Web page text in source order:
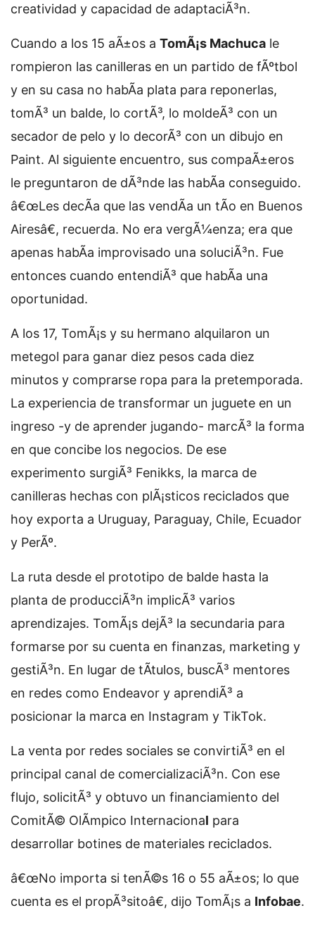
creatividad y capacidad de adaptaciÃ³n.
Cuando a los 15 aÃ±os a TomÃ¡s Machuca le
rompieron las canilleras en un partido de fÃºtbol
y en su casa no habÃ­a plata para reponerlas,
tomÃ³ un balde, lo cortÃ³, lo moldeÃ³ con un
secador de pelo y lo decorÃ³ con un dibujo en
Paint. Al siguiente encuentro, sus compaÃ±eros
le preguntaron de dÃ³nde las habÃ­a conseguido.
â€œLes decÃ­a que las vendÃ­a un tÃ­o en Buenos
Airesâ€, recuerda. No era vergÃ¼enza; era que
apenas habÃ­a improvisado una soluciÃ³n. Fue
entonces cuando entendiÃ³ que habÃ­a una
oportunidad.
A los 17, TomÃ¡s y su hermano alquilaron un
metegol para ganar diez pesos cada diez
minutos y comprarse ropa para la pretemporada.
La experiencia de transformar un juguete en un
ingreso -y de aprender jugando- marcÃ³ la forma
en que concibe los negocios. De ese
experimento surgiÃ³ Fenikks, la marca de
canilleras hechas con plÃ¡sticos reciclados que
hoy exporta a Uruguay, Paraguay, Chile, Ecuador
y PerÃº.
La ruta desde el prototipo de balde hasta la
planta de producciÃ³n implicÃ³ varios
aprendizajes. TomÃ¡s dejÃ³ la secundaria para
formarse por su cuenta en finanzas, marketing y
gestiÃ³n. En lugar de tÃ­tulos, buscÃ³ mentores
en redes como Endeavor y aprendiÃ³ a
posicionar la marca en Instagram y TikTok.
La venta por redes sociales se convirtiÃ³ en el
principal canal de comercializaciÃ³n. Con ese
flujo, solicitÃ³ y obtuvo un financiamiento del
ComitÃ© OlÃ­mpico Internacional para
desarrollar botines de materiales reciclados.
â€œNo importa si tenÃ©s 16 o 55 aÃ±os; lo que
cuenta es el propÃ³sitoâ€, dijo TomÃ¡s a Infobae.